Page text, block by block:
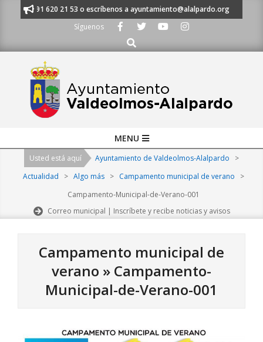
al 91 620 21 53 o escríbenos a ayuntamiento@alalpardo.org
Síguenos
Buscar
Navigation
MENU
Usted está aquí Ayuntamiento de Valdeolmos-Alalpardo
>
Actualidad
> Algo más > Campamento municipal de verano
>
Campamento-Municipal-de-Verano-001
Correo municipal | Inscríbete y recibe noticias y avisos
Campamento municipal de
verano » Campamento-
Municipal-de-Verano-001